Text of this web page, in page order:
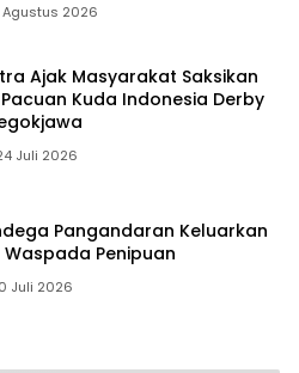
Agustus 2026
Ajak Masyarakat Saksikan
Kuda Indonesia Derby
Juli 2026
Pangandaran Keluarkan
Penipuan
Juli 2026